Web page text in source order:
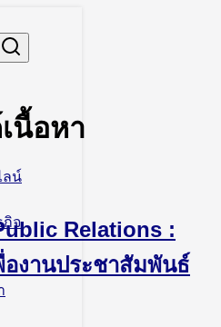
ลน์
กิจ
นื้อหา
Relations :
องานประชาสัมพันธ์